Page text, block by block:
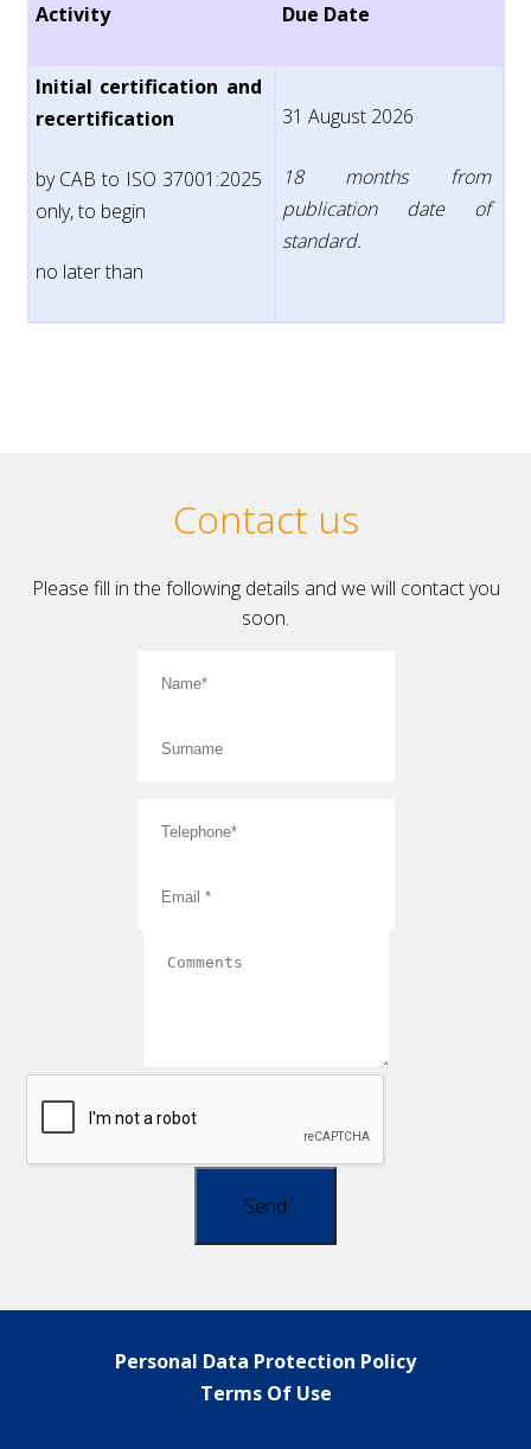
Activity Due Date
Initial certification and
recertification
by CAB to ISO 37001:2025
only, to begin
no later than
31 August 2026
18 months from
publication date of
standard.
Contact us
Please fill in the following details and we will contact you
soon.
Send
Personal Data Protection Policy
Terms Of Use